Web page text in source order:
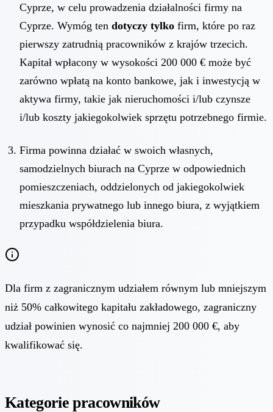
Cyprze, w celu prowadzenia działalności firmy na
Cyprze. Wymóg ten dotyczy tylko firm, które po raz
pierwszy zatrudnią pracowników z krajów trzecich.
Kapitał wpłacony w wysokości 200 000 € może być
zarówno wpłatą na konto bankowe, jak i inwestycją w
aktywa firmy, takie jak nieruchomości i/lub czynsze
i/lub koszty jakiegokolwiek sprzętu potrzebnego firmie.
Firma powinna działać w swoich własnych,
samodzielnych biurach na Cyprze w odpowiednich
pomieszczeniach, oddzielonych od jakiegokolwiek
mieszkania prywatnego lub innego biura, z wyjątkiem
przypadku współdzielenia biura.
Dla firm z zagranicznym udziałem równym lub mniejszym
niż 50% całkowitego kapitału zakładowego, zagraniczny
udział powinien wynosić co najmniej 200 000 €, aby
kwalifikować się.
Kategorie pracowników